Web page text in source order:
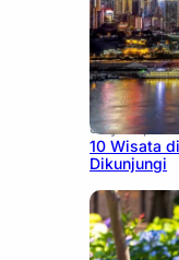
July 30,
10 Wisata
Dikunjungi